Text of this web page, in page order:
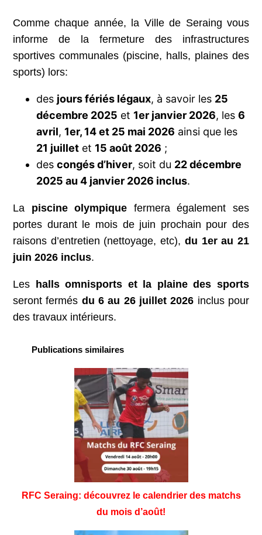
Comme chaque année, la Ville de Seraing vous
informe de la fermeture des infrastructures
sportives communales (piscine, halls, plaines des
sports) lors:
des jours fériés légaux, à savoir les 25
décembre 2025 et 1er janvier 2026, les 6
avril, 1er, 14 et 25 mai 2026 ainsi que les
21 juillet et 15 août 2026 ;
des congés d’hiver, soit du 22 décembre
2025 au 4 janvier 2026 inclus.
La piscine olympique fermera également ses
portes durant le mois de juin prochain pour des
raisons d’entretien (nettoyage, etc), du 1er au 21
juin 2026 inclus.
Les halls omnisports et la plaine des sports
seront fermés du 6 au 26 juillet 2026 inclus pour
des travaux intérieurs.
Publications similaires
RFC Seraing: découvrez le calendrier des matchs
du mois d’août!